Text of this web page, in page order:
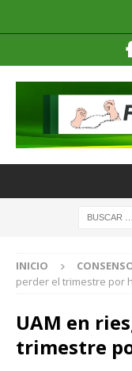
INICIO
perder el trimestre por
UAM en
trimestre